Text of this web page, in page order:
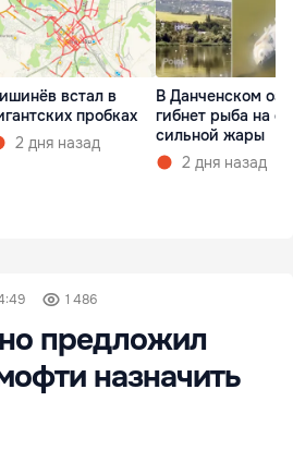
встал в
пробках
2 дня назад
В Данченском
гибнет рыба на
сильной жары
2 дня назад
1 486
предложил
назначить